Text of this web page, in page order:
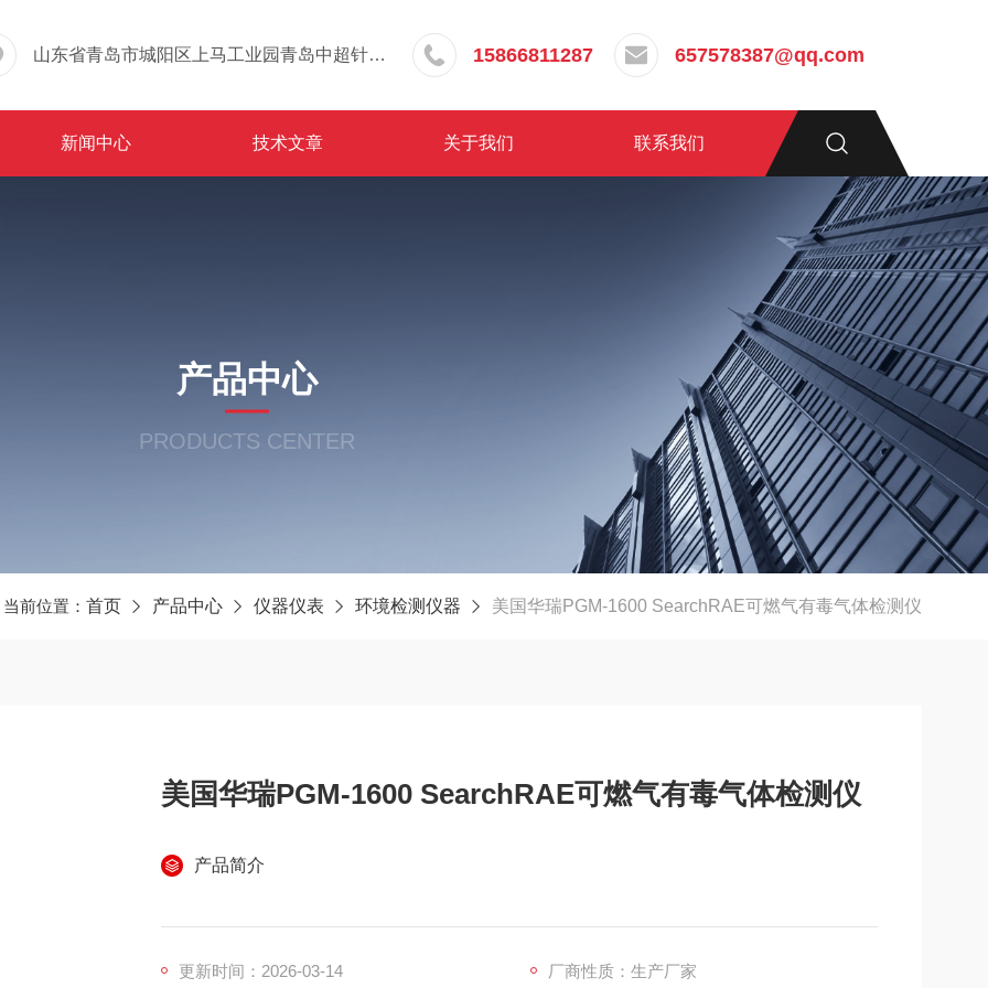
山东省青岛市城阳区上马工业园青岛中超针织有限公司院内东办公楼三层 15866811287 657578387@qq.com
新闻中心 技术文章 关于我们 联系我们
产品中心
PRODUCTS CENTER
当前位置： 首页 产品中心 仪器仪表 环境检测仪器 美国华瑞PGM-1600 SearchRAE可燃气有毒气体检测仪
美国华瑞PGM-1600 SearchRAE可燃气有毒气体检测仪
产品简介
更新时间：2026-03-14 厂商性质：生产厂家